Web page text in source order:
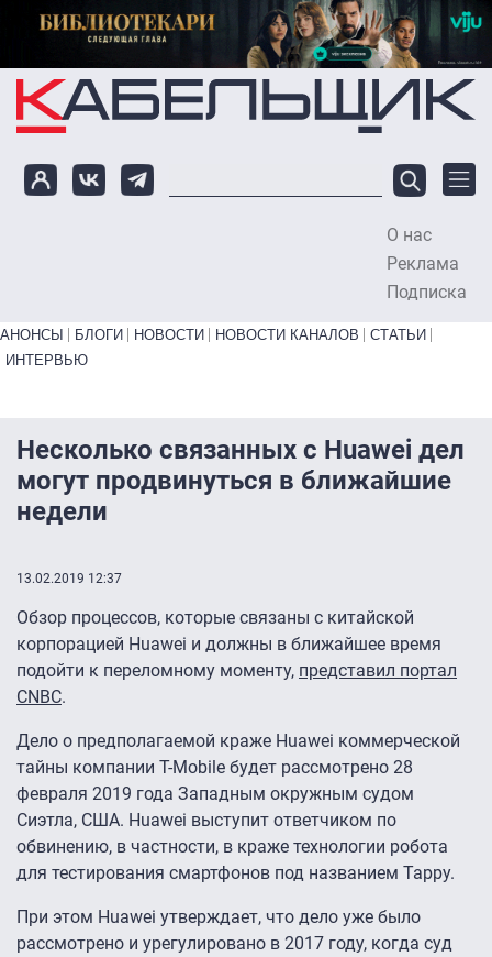
Перейти к основному содержанию
О нас
Реклама
Подписка
Primary links bottom
АНОНСЫ БЛОГИ НОВОСТИ НОВОСТИ КАНАЛОВ
СТАТЬИ
ИНТЕРВЬЮ
Несколько связанных с Huawei дел
могут продвинуться в ближайшие
недели
13.02.2019 12:37
Обзор процессов, которые связаны с китайской
корпорацией Huawei и должны в ближайшее время
подойти к переломному моменту, представил портал
CNBC.
Дело о предполагаемой краже Huawei коммерческой
тайны компании T-Mobile будет рассмотрено 28
февраля 2019 года Западным окружным судом
Сиэтла, США. Huawei выступит ответчиком по
обвинению, в частности, в краже технологии робота
для тестирования смартфонов под названием Tappy.
При этом Huawei утверждает, что дело уже было
рассмотрено и урегулировано в 2017 году, когда суд